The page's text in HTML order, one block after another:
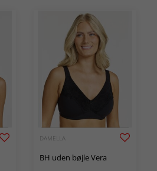
DAMELLA
BH uden bøjle Vera